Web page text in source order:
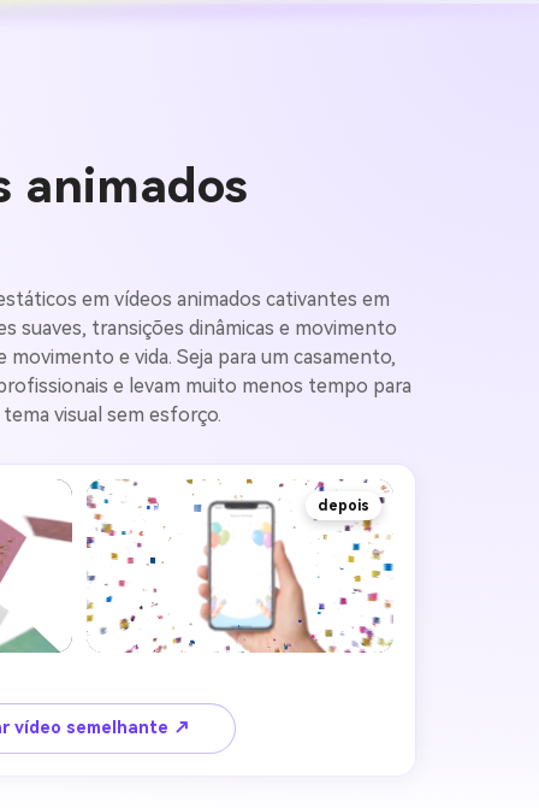
animados
em vídeos animados cativantes em
suaves, transições dinâmicas e movimento
e vida. Seja para um casamento,
e levam muito menos tempo para
visual sem esforço.
depois
vídeo semelhante ↗